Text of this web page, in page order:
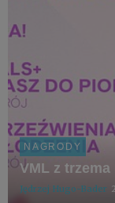
NAGRODY
VML z
Jędrzej Hugo-Bader